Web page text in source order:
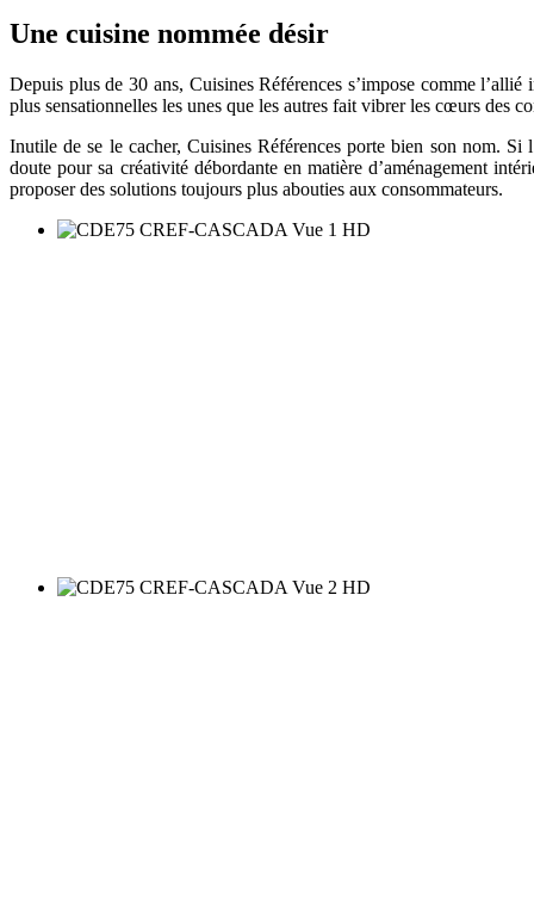
Une cuisine nommée désir
Depuis plus de 30 ans, Cuisines Références s’impose comme
plus sensationnelles les unes que les autres fait vibrer les cœurs des
Inutile de se le cacher, Cuisines Références porte bien son nom. Si
doute pour sa créativité débordante en matière d’aménagement
proposer des solutions toujours plus abouties aux consommateurs.